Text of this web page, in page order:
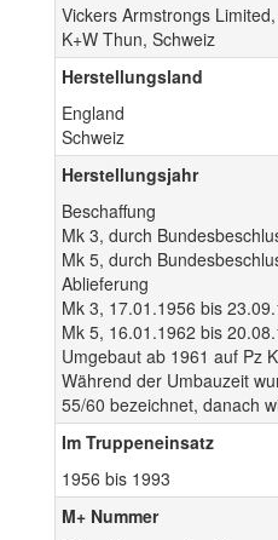
Vickers Armstrongs
K+W Thun, Schweiz
Herstellungsland
England
Schweiz
Herstellungsjahr
Beschaffung
Mk 3, durch
Mk 5, durch
Ablieferung
Mk 3, 17.01.1956 bis
Mk 5, 16.01.1962 bis
Umgebaut ab 1961 auf Pz
Während der Umbauzeit
55/60 bezeichnet, danach
Im Truppeneinsatz
1956 bis 1993
M+ Nummer